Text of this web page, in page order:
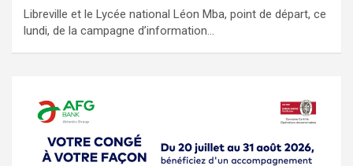
Libreville et le Lycée national Léon Mba, point de départ, ce
lundi, de la campagne d’information…